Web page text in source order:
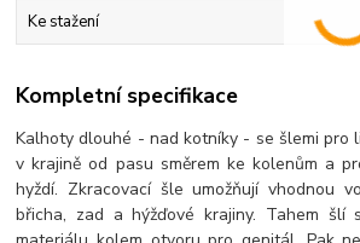
Ke stažení
Kompletní specifikace
Kalhoty dlouhé - nad kotníky - se šlemi pro
v krajině od pasu směrem ke kolenům a
hyždí. Zkracovací šle umožňují vhodnou
břicha, zad a hýžďové krajiny. Tahem šlí